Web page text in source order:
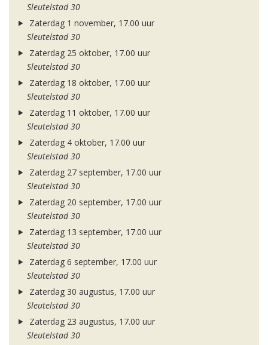
Sleutelstad 30
Zaterdag 1 november, 17.00 uur
Sleutelstad 30
Zaterdag 25 oktober, 17.00 uur
Sleutelstad 30
Zaterdag 18 oktober, 17.00 uur
Sleutelstad 30
Zaterdag 11 oktober, 17.00 uur
Sleutelstad 30
Zaterdag 4 oktober, 17.00 uur
Sleutelstad 30
Zaterdag 27 september, 17.00 uur
Sleutelstad 30
Zaterdag 20 september, 17.00 uur
Sleutelstad 30
Zaterdag 13 september, 17.00 uur
Sleutelstad 30
Zaterdag 6 september, 17.00 uur
Sleutelstad 30
Zaterdag 30 augustus, 17.00 uur
Sleutelstad 30
Zaterdag 23 augustus, 17.00 uur
Sleutelstad 30